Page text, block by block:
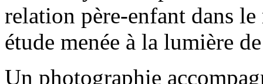
relation père-enfant dans
étude menée à la lumière
Un photographie